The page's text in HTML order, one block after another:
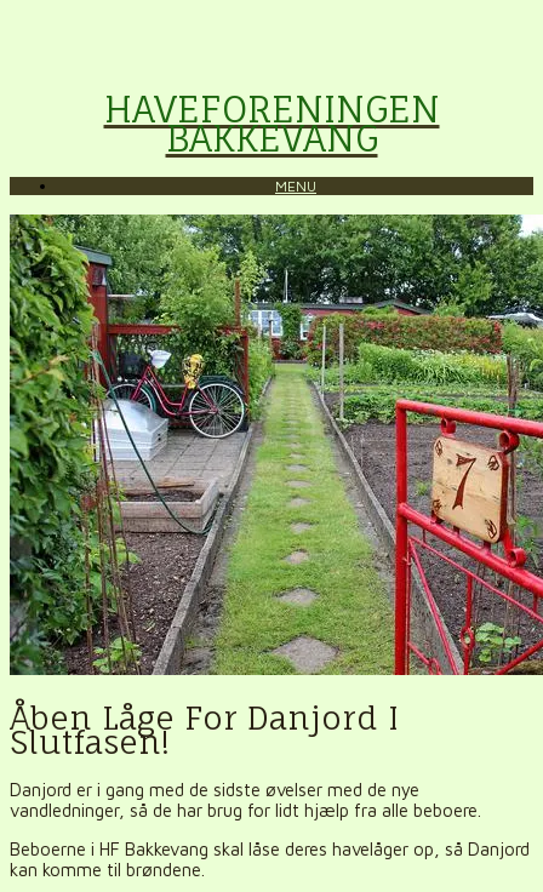
HAVEFORENINGEN
BAKKEVANG
MENU
Åben Låge For Danjord I
Slutfasen!
Danjord er i gang med de sidste øvelser med de nye
vandledninger, så de har brug for lidt hjælp fra alle beboere.
Beboerne i HF Bakkevang skal låse deres havelåger op, så Danjord
kan komme til brøndene.